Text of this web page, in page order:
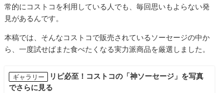
常的にコストコを利用している人でも、毎回思いもよらない発
見があるんです。
本稿では、そんなコストコで販売されているソーセージの中か
ら、一度試せばまた食べたくなる実力派商品を厳選しました。
ギャラリー
リピ必至！コストコの「神ソーセージ」を写真
でさらに見る